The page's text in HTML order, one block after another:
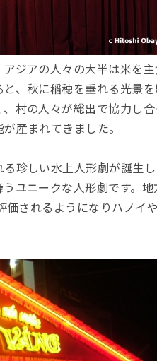
ジアの人々の大半は米を
、秋に稲穂を垂れる光景
村の人々が総出で協力し
産まれてきました。
珍しい水上人形劇が誕生
ユニークな人形劇です。
されるようになりハノイ